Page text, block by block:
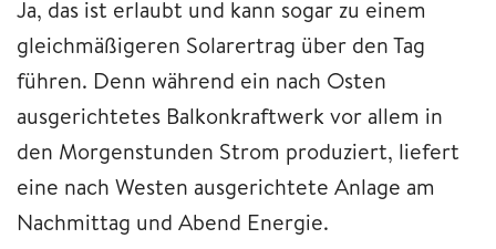
Ja, das ist erlaubt und kann sogar zu einem
gleichmäßigeren Solarertrag über den Tag
führen. Denn während ein nach Osten
ausgerichtetes Balkonkraftwerk vor allem in
den Morgenstunden Strom produziert, liefert
eine nach Westen ausgerichtete Anlage am
Nachmittag und Abend Energie.